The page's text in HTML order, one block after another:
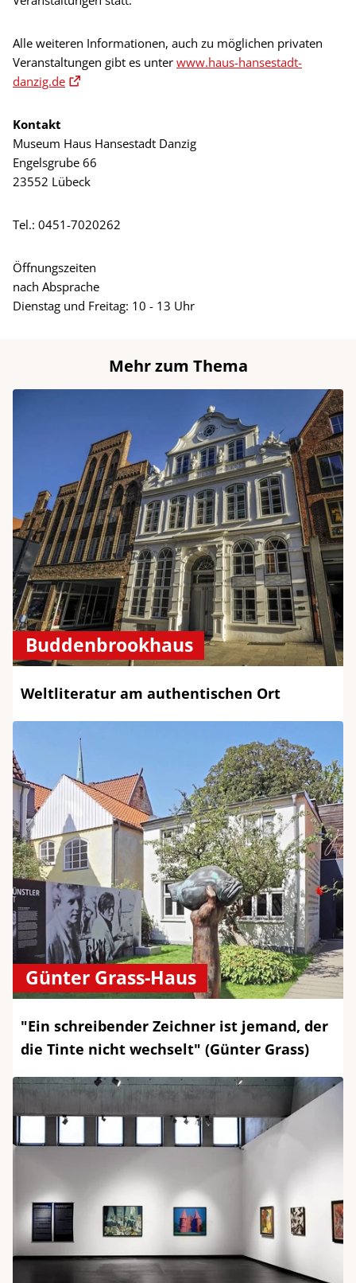
Alle weiteren Informationen, auch zu möglichen privaten
Veranstaltungen gibt es unter www.haus-hansestadt-
danzig.de
Kontakt
Museum Haus Hansestadt Danzig
Engelsgrube 66
23552 Lübeck
Tel.: 0451-7020262
Öffnungszeiten
nach Absprache
Dienstag und Freitag: 10 - 13 Uhr
Mehr zum Thema
Buddenbrookhaus
Weltliteratur am authentischen Ort
Günter Grass-Haus
"Ein schreibender Zeichner ist jemand, der
die Tinte nicht wechselt" (Günter Grass)